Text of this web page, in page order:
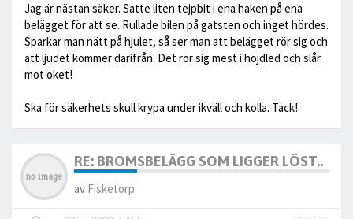
Jag är nästan säker. Satte liten tejpbit i ena haken på ena
belägget för att se. Rullade bilen på gatsten och inget hördes.
Sparkar man nätt på hjulet, så ser man att belägget rör sig och
att ljudet kommer därifrån. Det rör sig mest i höjdled och slår
mot oket!
Ska för säkerhets skull krypa under ikväll och kolla. Tack!
RE: BROMSBELÄGG SOM LIGGER LÖST..
av Fisketorp